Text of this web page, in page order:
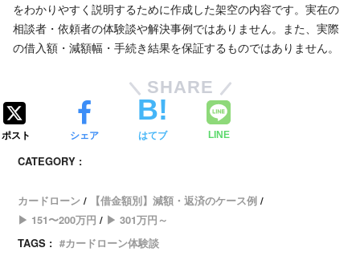
をわかりやすく説明するために作成した架空の内容です。実在の
相談者・依頼者の体験談や解決事例ではありません。また、実際
の借入額・減額幅・手続き結果を保証するものではありません。
SHARE
ポスト シェア はてブ LINE
CATEGORY :
カードローン
【借金額別】減額・返済のケース例
▶ 151〜200万円
▶ 301万円～
TAGS :
カードローン体験談